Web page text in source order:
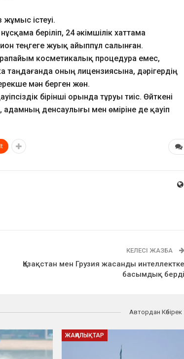
істеуі.
беріліп, 24 әкімшілік хаттама
теңгеге жуық айыппұл салынған.
косметикалық процедура емес,
оның лицензиясына, дәрігердің
мән берген жөн.
бірінші орында тұруы тиіс. Өйткені
адамның денсаулығы мен өміріне де қауіп
КЕЛЕСІ ЖАЗБА
Қазақстан мен Грузия жасанды интеллектке
басымдық берді
Автордан Көбірек
ЖАҢАЛЫҚТАР